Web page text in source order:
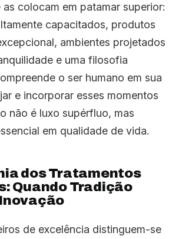
colocam em patamar superior:
capacitados, produtos
ambientes projetados
e uma filosofia
o ser humano em sua
e incorporar esses momentos
não é luxo supérfluo, mas
em qualidade de vida.
dos Tratamentos
Quando Tradição
de excelência distinguem-se